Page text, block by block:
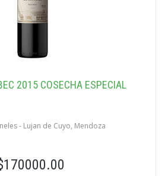
2015 COSECHA ESPECIAL
- Lujan de Cuyo, Mendoza